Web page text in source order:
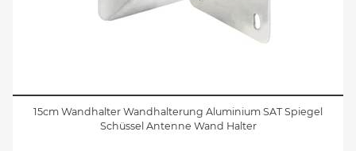
15cm Wandhalter Wandhalterung Aluminium SAT Spiegel
Schüssel Antenne Wand Halter